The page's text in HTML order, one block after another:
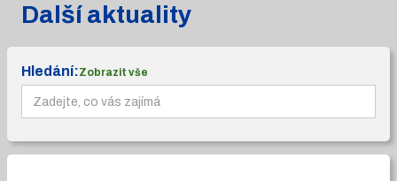
Další aktuality
Hledání:Zobrazit vše